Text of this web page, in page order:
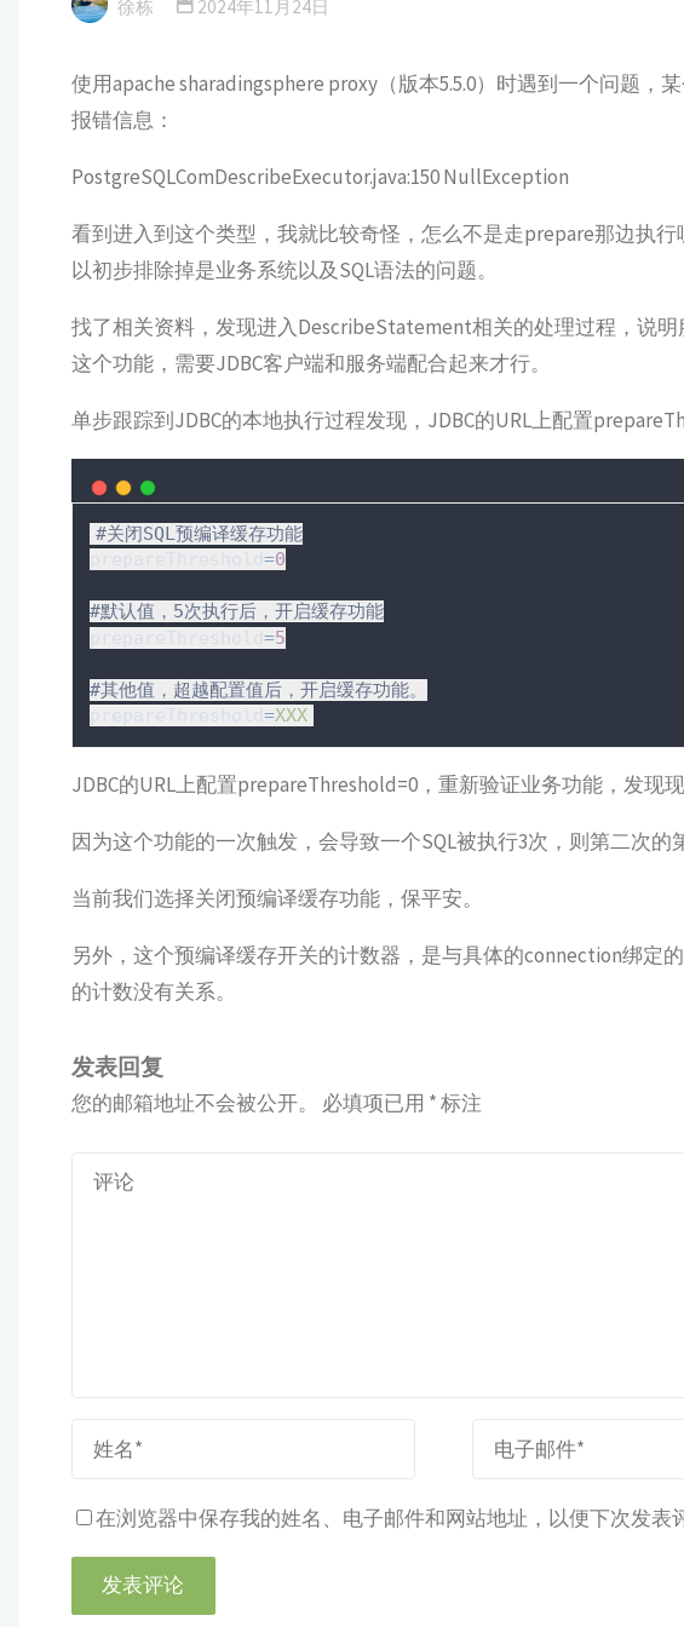
徐栋 2024年11月24日
使用apache sharadingsphere proxy（版本5.5.0）时遇到一个问题
报错信息：
PostgreSQLComDescribeExecutor.java:150 NullException
看到进入到这个类型，我就比较奇怪，怎么不是走prepare那边执
以初步排除掉是业务系统以及SQL语法的问题。
找了相关资料，发现进入DescribeStatement相关的处理过程，说
这个功能，需要JDBC客户端和服务端配合起来才行。
单步跟踪到JDBC的本地执行过程发现，JDBC的URL上配置
#关闭SQL预编译缓存功能
prepareThreshold=0
#默认值，5次执行后，开启缓存功能
prepareThreshold=5
#其他值，超越配置值后，开启缓存功能。
prepareThreshold=XXX
JDBC的URL上配置prepareThreshold=0，重新验证业务功能，发现
因为这个功能的一次触发，会导致一个SQL被执行3次，则第二次的
当前我们选择关闭预编译缓存功能，保平安。
另外，这个预编译缓存开关的计数器，是与具体的connection绑定
的计数没有关系。
发表回复
您的邮箱地址不会被公开。 必填项已用 *标注
在浏览器中保存我的姓名、电子邮件和网站地址，以便下次发表